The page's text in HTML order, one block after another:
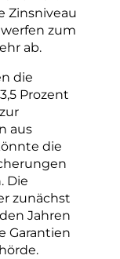
Zinsniveau
zum
ab.
die
Prozent
aus
die
Die
zunächst
Jahren
Garantien